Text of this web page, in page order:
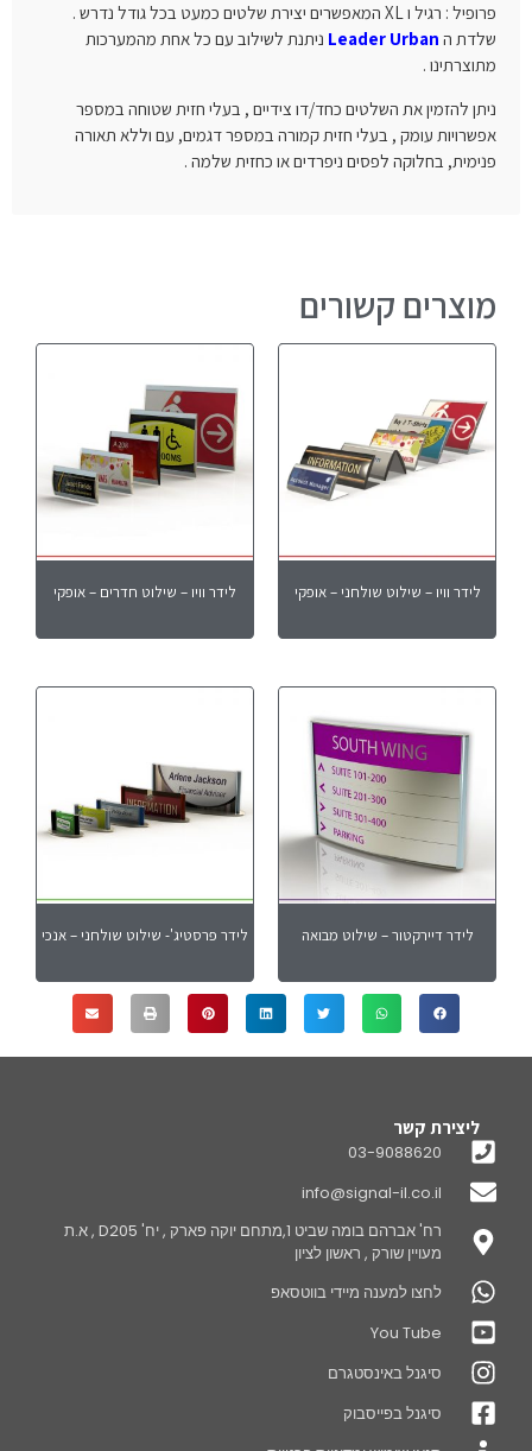
פרופיל : רגיל ו XL המאפשרים יצירת שלטים כמעט בכל גודל נדרש .
שלדת ה Leader Urban ניתנת לשילוב עם כל אחת מהמערכות
מתוצרתינו .
ניתן להזמין את השלטים כחד/דו צידיים , בעלי חזית שטוחה במספר
אפשרויות עומק , בעלי חזית קמורה במספר דגמים, עם וללא תאורה
פנימית, בחלוקה לפסים ניפרדים או כחזית שלמה .
מוצרים קשורים
לידר וויו – שילוט שולחני – אופקי לידר וויו – שילוט חדרים – אופקי
לידר דיירקטור – שילוט מבואה לידר פרסטיג'- שילוט שולחני – אנכי
ליצירת קשר
03-9088620
info@signal-il.co.il
רח' אברהם בומה שביט 1,מתחם יוקה פארק , יח' D205 , א.ת
מעויין שורק , ראשון לציון
לחצו למענה מיידי בווטסאפ
You Tube
סיגנל באינסטגרם
סיגנל בפייסבוק